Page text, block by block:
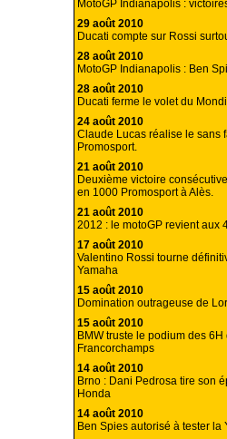
MotoGP Indianapolis :
29 août 2010
Ducati compte sur Rossi
28 août 2010
MotoGP Indianapolis : Ben
28 août 2010
Ducati ferme le volet du
24 août 2010
Claude Lucas réalise le sans
Promosport.
21 août 2010
Deuxième victoire
en 1000 Promosport à Alès.
21 août 2010
2012 : le motoGP revient aux
17 août 2010
Valentino Rossi tourne
Yamaha
15 août 2010
Domination outrageuse de
15 août 2010
BMW truste le podium des 6H
Francorchamps
14 août 2010
Brno : Dani Pedrosa tire son
Honda
14 août 2010
Ben Spies autorisé à tester la